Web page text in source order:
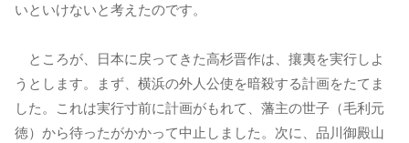
いといけないと考えたのです。
ところが、日本に戻ってきた高杉晋作は、攘夷を実行しよ
うとします。まず、横浜の外人公使を暗殺する計画をたてま
した。これは実行寸前に計画がもれて、藩主の世子（毛利元
徳）から待ったがかかって中止しました。次に、品川御殿山